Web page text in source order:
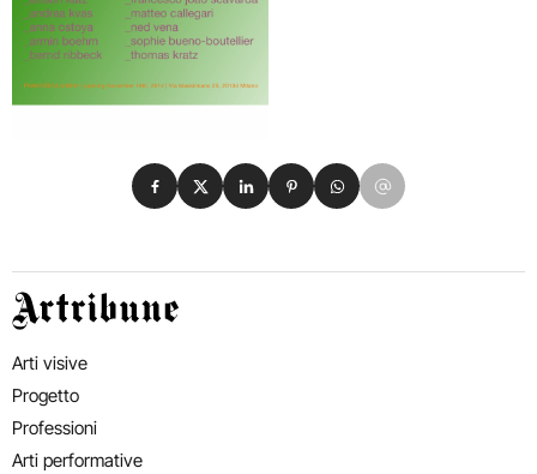
Condividi su Facebook
Condividi su X
Condividi su LinkedIn
Condividi su Pinterest
Condividi su WhatsApp
Condividi su Email
Artribune
Arti visive
Progetto
Professioni
Arti performative